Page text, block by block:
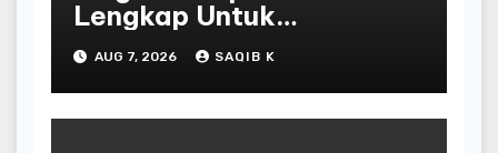
Lengkap Untuk
Mengunduh, Instalasi, Dan
Bermain Slot Online
Terpopuler
AUG 7, 2026 SAQIB K